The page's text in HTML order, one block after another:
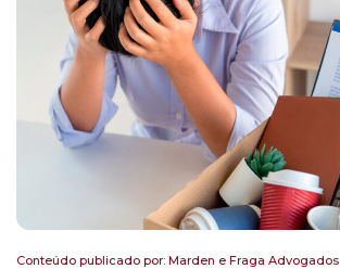
Conteúdo publicado por: Marden e Fraga Advogados